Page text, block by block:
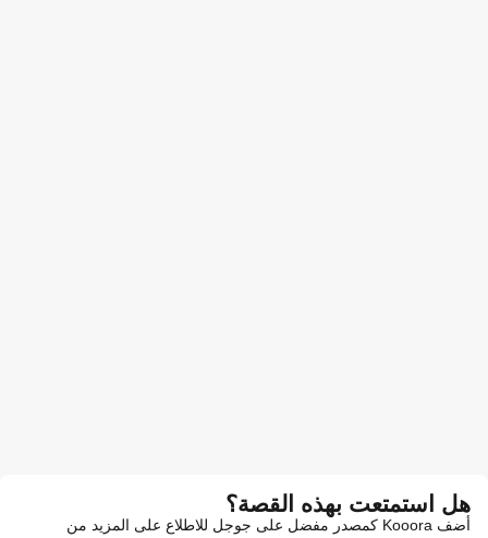
هل استمتعت بهذه القصة؟
أضف Kooora كمصدر مفضل على جوجل للاطلاع على المزيد من